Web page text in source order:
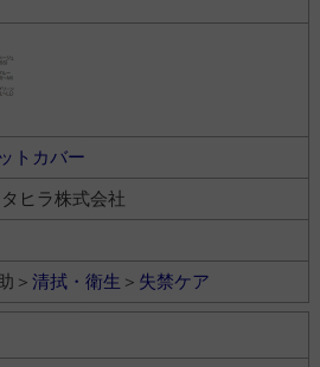
トカバー
ヒラ株式会社
＞ 清拭・衛生 ＞ 失禁ケア